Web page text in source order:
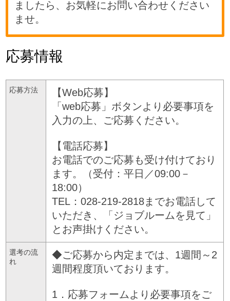
ましたら、お気軽にお問い合わせください
ませ。
応募情報
応募方法
【Web応募】
「web応募」ボタンより必要事項を
入力の上、ご応募ください。
【電話応募】
お電話でのご応募も受け付けており
ます。（受付：平日／09:00－
18:00）
TEL：028-219-2818までお電話して
いただき、「ジョブルームを見て」
とお声掛けください。
選考の流
れ
◆ご応募から内定までは、1週間～2
週間程度頂いております。
1．応募フォームより必要事項をご